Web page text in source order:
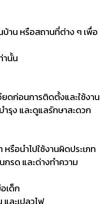
บ้าน หรือสถานที่ต่าง ๆ เพื่อ
านั้น
ดก่อนการติดตั้งและใช้งาน
รุง และดูแลรักษาสะดวก
รือนำไปใช้งานผิดประเภท
กรด และด่างทำความ
เด็ก
ละเปลวไฟ